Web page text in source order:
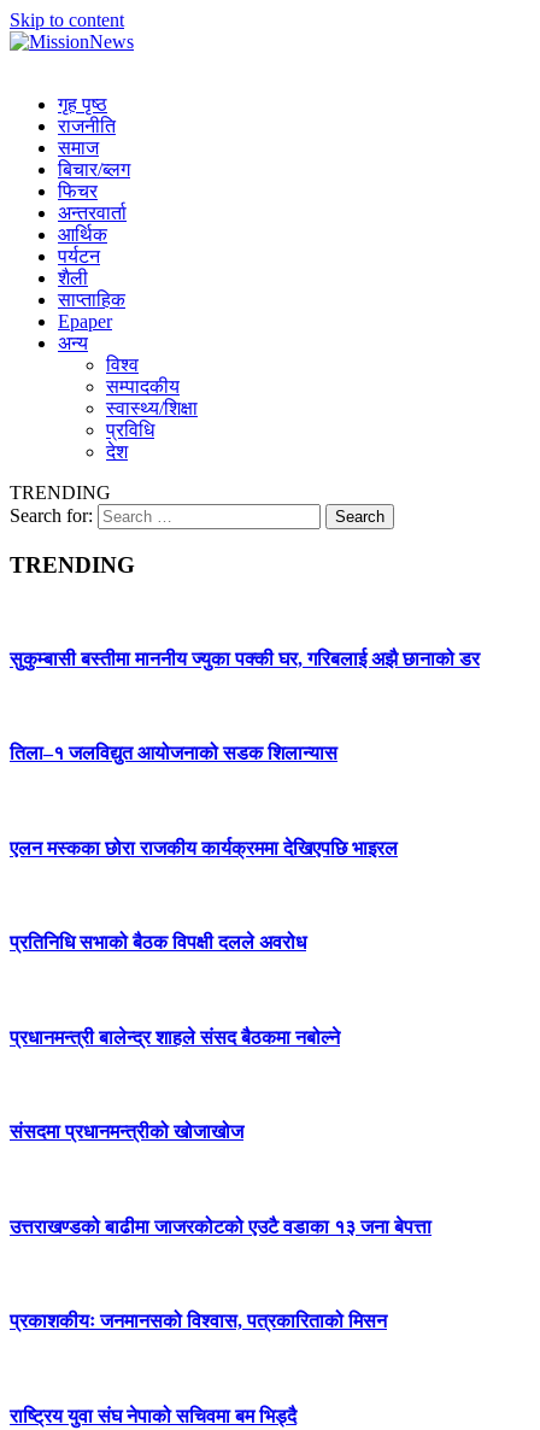
Skip to content
गृह पृष्ठ
राजनीति
समाज
बिचार/ब्लग
फिचर
अन्तरवार्ता
आर्थिक
पर्यटन
शैली
साप्ताहिक
Epaper
अन्य
विश्व
सम्पादकीय
स्वास्थ्य/शिक्षा
प्रविधि
देश
TRENDING
Search for:
TRENDING
सुकुम्बासी बस्तीमा माननीय ज्युका पक्की घर, गरिबलाई अझै छानाको डर
तिला–१ जलविद्युत आयोजनाको सडक शिलान्यास
एलन मस्कका छोरा राजकीय कार्यक्रममा देखिएपछि भाइरल
प्रतिनिधि सभाको बैठक विपक्षी दलले अवरोध
प्रधानमन्त्री बालेन्द्र शाहले संसद बैठकमा नबोल्ने
संसदमा प्रधानमन्त्रीको खोजाखोज
उत्तराखण्डको बाढीमा जाजरकोटको एउटै वडाका १३ जना बेपत्ता
प्रकाशकीयः जनमानसको विश्वास, पत्रकारिताको मिसन
राष्ट्रिय युवा संघ नेपाको सचिवमा बम भिड्दै